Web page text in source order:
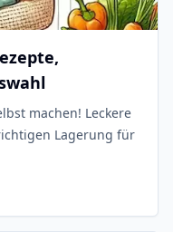
machen! Leckere
Lagerung für